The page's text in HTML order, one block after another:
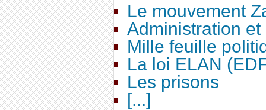
Le mouvement
Administration
Mille feuille
La loi ELAN
Les prisons
[...]